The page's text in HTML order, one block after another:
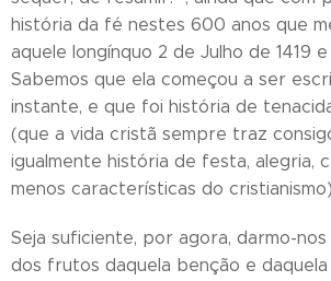
história da fé nestes 600 anos que
aquele longínquo 2 de Julho de 1419
Sabemos que ela começou a ser
instante, e que foi história de
(que a vida cristã sempre traz
igualmente história de festa, alegria,
menos características do
Seja suficiente, por agora, darmo-
dos frutos daquela benção e daquela